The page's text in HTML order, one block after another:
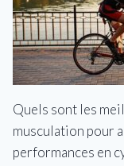
Quels sont les
musculation pour
performances en